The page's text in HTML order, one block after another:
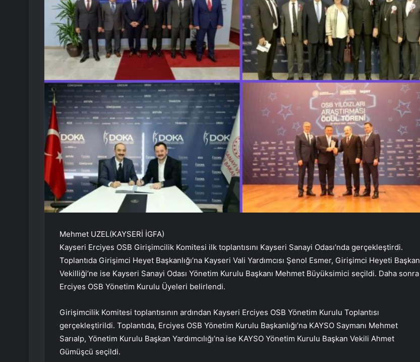
Mehmet UZEL(KAYSERİ İGFA)
Kayseri Erciyes OSB Girişimcilik Komitesi ilk toplantısını Kayseri Sanayi Odası’nda gerçekleştirdi.
Toplantıda Girişimci Heyet Başkanlığı’na Kayseri Vali Yardımcısı Şenol Esmer, Girişimci Heyeti Başkan
Vekilliği’ne ise Kayseri Sanayi Odası Yönetim Kurulu Başkanı Mehmet Büyüksimici seçildi. Daha sonra
Erciyes OSB Yönetim Kurulu Üyeleri belirlendi.
Girişimcilik Komitesi toplantısının ardından Kayseri Erciyes OSB Yönetim Kurulu Toplantısı
gerçekleştirildi. Toplantıda, Erciyes OSB Yönetim Kurulu Başkanlığı’na KAYSO Saymanı Mehmet
Sarıalp, Yönetim Kurulu Başkan Yardımcılığı’na ise KAYSO Yönetim Kurulu Başkan Vekili Ahmet
Gümüşcü seçildi.